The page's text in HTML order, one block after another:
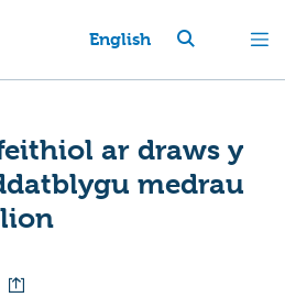
English
ar draws y
medrau